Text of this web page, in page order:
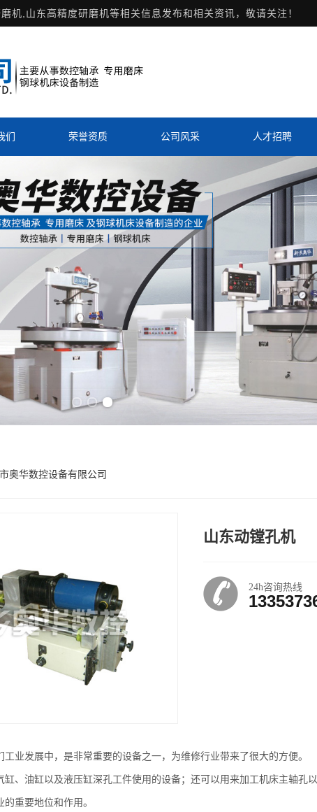
磨机,山东高精度研磨机等相关信息发布和相关资讯，敬请关注！
们 荣誉资质 公司风采 人才招聘
奥华数控设备有限公司
山东动镗孔机
24h咨询热线
工业发展中，是非常重要的设备之一，为维修行业带来了很大的方便。
油缸以及液压缸深孔工件使用的设备；还可以用来加工机床主轴孔
的重要地位和作用。